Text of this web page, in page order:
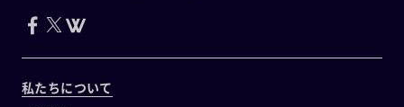
私たちについて